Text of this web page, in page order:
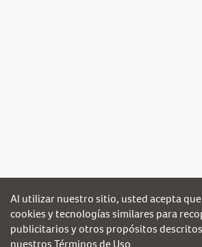
Al utilizar nuestro sitio, usted acepta
cookies y tecnologías similares para
publicitarios y otros propósitos
nuestrosTérminos de Uso